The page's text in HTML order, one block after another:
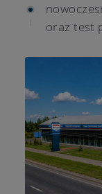
oraz test